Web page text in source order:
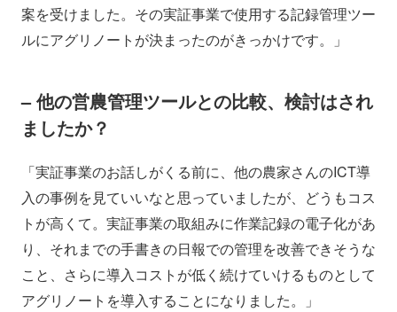
案を受けました。その実証事業で使用する記録管理ツー
ルにアグリノートが決まったのがきっかけです。」
– 他の営農管理ツールとの比較、検討はされ
ましたか？
「実証事業のお話しがくる前に、他の農家さんのICT導
入の事例を見ていいなと思っていましたが、どうもコス
トが高くて。実証事業の取組みに作業記録の電子化があ
り、それまでの手書きの日報での管理を改善できそうな
こと、さらに導入コストが低く続けていけるものとして
アグリノートを導入することになりました。」